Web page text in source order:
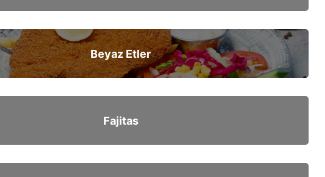
Beyaz Etler
Fajitas